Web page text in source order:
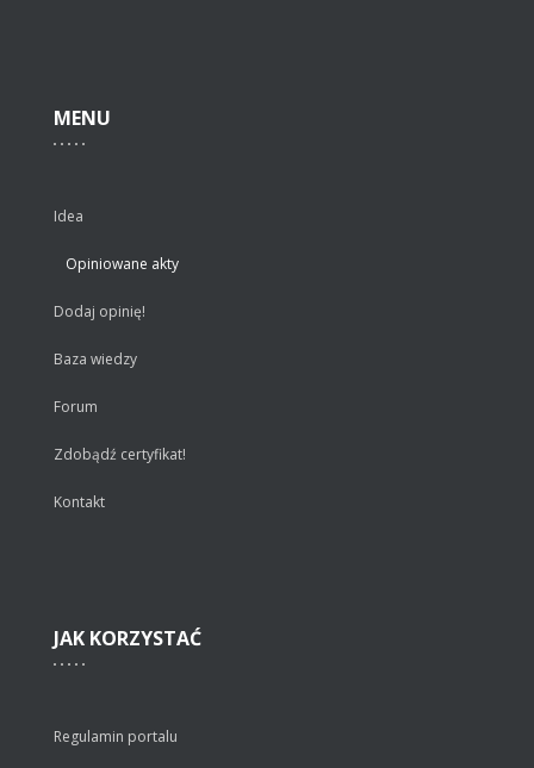
MENU
Idea
Opiniowane akty
Dodaj opinię!
Baza wiedzy
Forum
Zdobądź certyfikat!
Kontakt
JAK KORZYSTAĆ
Regulamin portalu